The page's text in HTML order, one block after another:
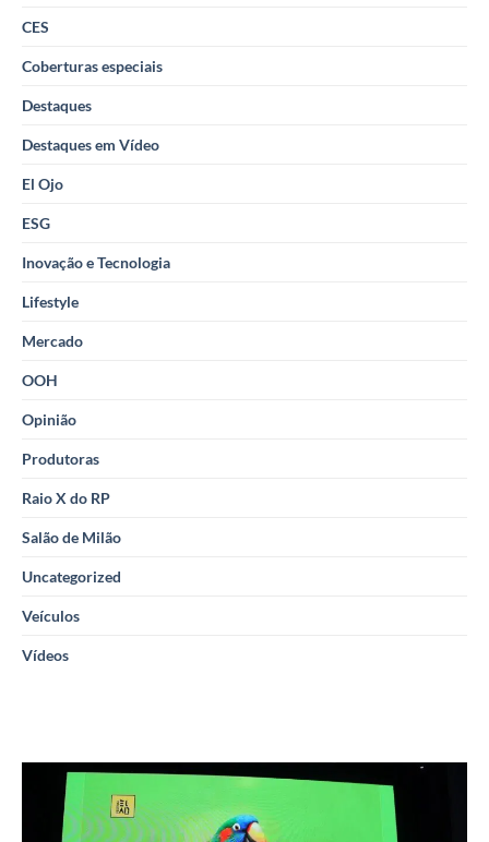
CES
Coberturas especiais
Destaques
Destaques em Vídeo
El Ojo
ESG
Inovação e Tecnologia
Lifestyle
Mercado
OOH
Opinião
Produtoras
Raio X do RP
Salão de Milão
Uncategorized
Veículos
Vídeos